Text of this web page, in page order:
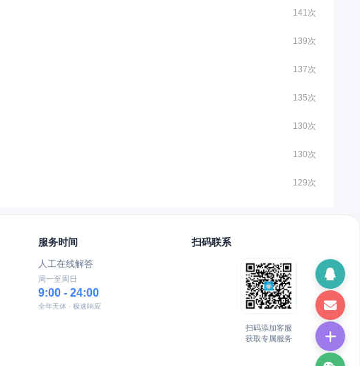
141次
139次
137次
135次
130次
130次
129次
服务时间
人工在线解答
周一至周日
9:00 - 24:00
全年无休 · 极速响应
扫码联系
扫码添加客服
获取专属服务